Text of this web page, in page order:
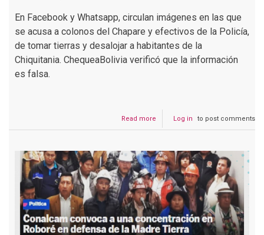
En Facebook y Whatsapp, circulan imágenes en las que
se acusa a colonos del Chapare y efectivos de la Policía,
de tomar tierras y desalojar a habitantes de la
Chiquitania. ChequeaBolivia verificó que la información
es falsa.
Read more
Colonos
toman
las
tierras
en
la
Chiquitania
Log in to post comments